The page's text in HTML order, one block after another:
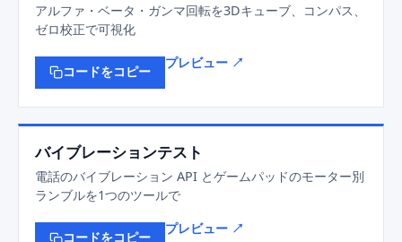
アルファ・ベータ・ガンマ回転を3Dキューブ、コンパス、
ゼロ校正で可視化
コードをコピー
プレビュー ↗
バイブレーションテスト
電話のバイブレーション API とゲームパッドのモーター別
ランブルを1つのツールで
コードをコピー
プレビュー ↗